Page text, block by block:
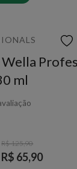
ml
R$ 125,90
R$ 65,90